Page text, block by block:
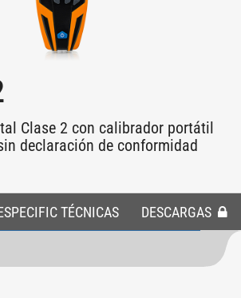
Clase 2 con calibrador portátil
declaración de conformidad
TÉCNICAS DESCARGAS